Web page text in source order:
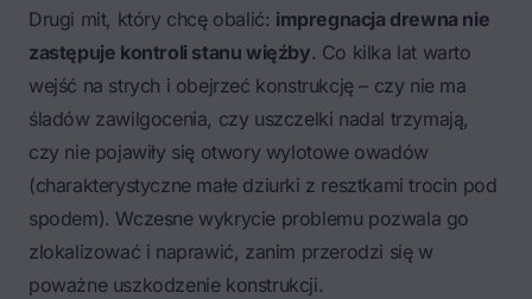
Drugi mit, który chcę obalić: impregnacja drewna nie
zastępuje kontroli stanu więźby. Co kilka lat warto
wejść na strych i obejrzeć konstrukcję – czy nie ma
śladów zawilgocenia, czy uszczelki nadal trzymają,
czy nie pojawiły się otwory wylotowe owadów
(charakterystyczne małe dziurki z resztkami trocin pod
spodem). Wczesne wykrycie problemu pozwala go
zlokalizować i naprawić, zanim przerodzi się w
poważne uszkodzenie konstrukcji.